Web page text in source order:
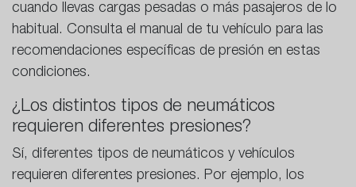
cuando llevas cargas pesadas o más pasajeros de lo
habitual. Consulta el manual de tu vehículo para las
recomendaciones específicas de presión en estas
condiciones.
¿Los distintos tipos de neumáticos
requieren diferentes presiones?
Sí, diferentes tipos de neumáticos y vehículos
requieren diferentes presiones. Por ejemplo, los